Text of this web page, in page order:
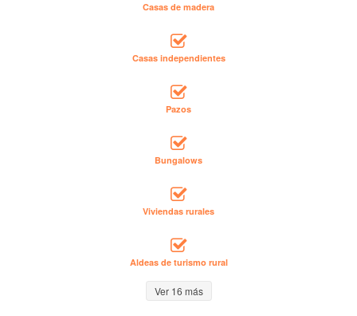
Casas de madera
Casas independientes
Pazos
Bungalows
Viviendas rurales
Aldeas de turismo rural
Ver 16 más